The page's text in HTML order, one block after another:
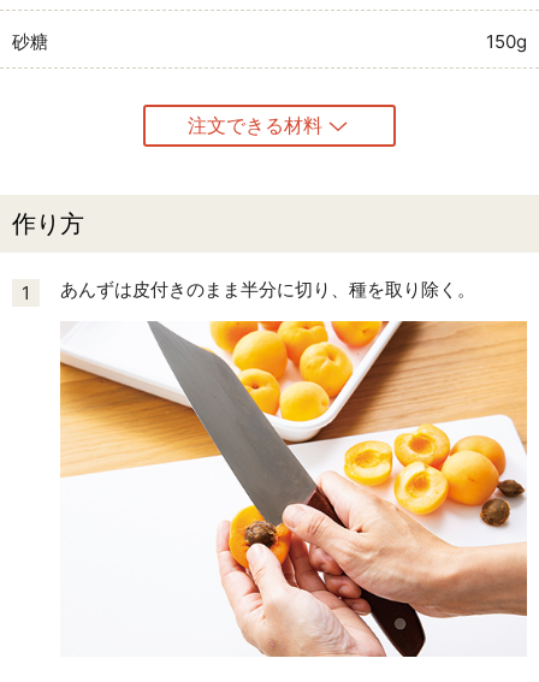
砂糖 150g
注文できる材料
作り方
1 あんずは皮付きのまま半分に切り、種を取り除く。